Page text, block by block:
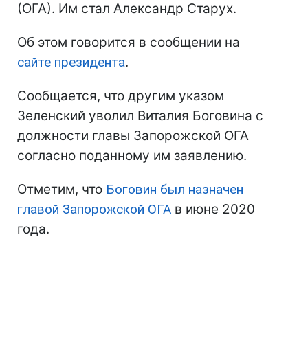
(ОГА). Им стал Александр Старух.
Об этом говорится в сообщении на
сайте президента.
Сообщается, что другим указом
Зеленский уволил Виталия Боговина с
должности главы Запорожской ОГА
согласно поданному им заявлению.
Отметим, что Боговин был назначен
главой Запорожской ОГА в июне 2020
года.